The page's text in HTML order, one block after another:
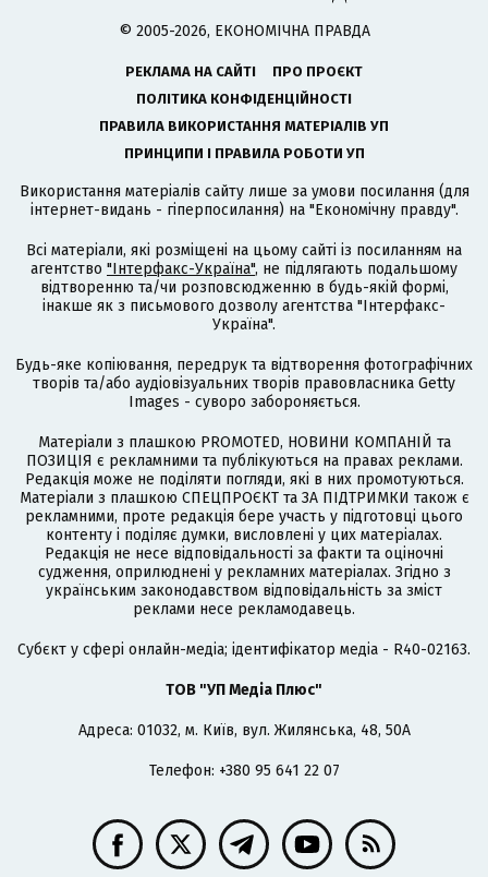
© 2005-2026, ЕКОНОМІЧНА ПРАВДА
РЕКЛАМА НА САЙТІ
ПРО ПРОЄКТ
ПОЛІТИКА КОНФІДЕНЦІЙНОСТІ
ПРАВИЛА ВИКОРИСТАННЯ МАТЕРІАЛІВ УП
ПРИНЦИПИ І ПРАВИЛА РОБОТИ УП
Використання матеріалів сайту лише за умови посилання (для
інтернет-видань - гіперпосилання) на "Економічну правду".
Всі матеріали, які розміщені на цьому сайті із посиланням на
агентство "Інтерфакс-Україна", не підлягають подальшому
відтворенню та/чи розповсюдженню в будь-якій формі,
інакше як з письмового дозволу агентства "Інтерфакс-
Україна".
Будь-яке копіювання, передрук та відтворення фотографічних
творів та/або аудіовізуальних творів правовласника Getty
Images - суворо забороняється.
Матеріали з плашкою PROMOTED, НОВИНИ КОМПАНІЙ та
ПОЗИЦІЯ є рекламними та публікуються на правах реклами.
Редакція може не поділяти погляди, які в них промотуються.
Матеріали з плашкою СПЕЦПРОЄКТ та ЗА ПІДТРИМКИ також є
рекламними, проте редакція бере участь у підготовці цього
контенту і поділяє думки, висловлені у цих матеріалах.
Редакція не несе відповідальності за факти та оціночні
судження, оприлюднені у рекламних матеріалах. Згідно з
українським законодавством відповідальність за зміст
реклами несе рекламодавець.
Cубєкт у сфері онлайн-медіа; ідентифікатор медіа - R40-02163.
ТОВ "УП Медіа Плюс"
Адреса: 01032, м. Київ, вул. Жилянська, 48, 50А
Телефон: +380 95 641 22 07